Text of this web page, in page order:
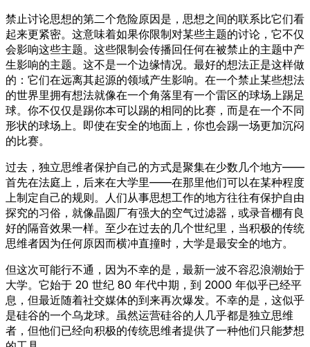
禁止讨论思想的第二个危险原因是，思想之间的联系比它们看
起来更紧密。这意味着如果你限制对某些主题的讨论，它不仅
会影响这些主题。这些限制会传播回任何在被禁止的主题中产
生影响的主题。这不是一个边缘情况。最好的想法正是这样做
的：它们在远离其起源的领域产生影响。在一个禁止某些想法
的世界里拥有想法就像在一个角落里有一个雷区的球场上踢足
球。你不仅仅是踢你本可以踢的相同的比赛，而是在一个不同
形状的球场上。即使在安全的地面上，你也会踢一场更加沉闷
的比赛。
过去，独立思维者保护自己的方式是聚集在少数几个地方——
首先在法庭上，后来在大学里——在那里他们可以在某种程度
上制定自己的规则。人们从事思想工作的地方往往有保护自由
探究的习俗，就像晶圆厂有强大的空气过滤器，或录音棚有良
好的隔音效果一样。至少在过去的几个世纪里，当积极的传统
思维者因为任何原因而横冲直撞时，大学是最安全的地方。
但这次可能行不通，因为不幸的是，最新一波不容忍浪潮始于
大学。它始于 20 世纪 80 年代中期，到 2000 年似乎已经平
息，但最近随着社交媒体的到来再次爆发。不幸的是，这似乎
是硅谷的一个乌龙球。虽然运营硅谷的人几乎都是独立思维
者，但他们已经向积极的传统思维者提供了一种他们只能梦想